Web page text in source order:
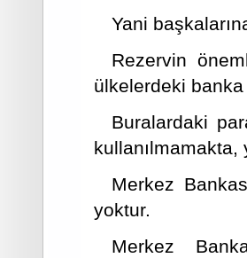
Yani
Rezervin
ülkelerdeki banka
Buralardaki
kullanılmamakta,
Merkez
yoktur.
Merkez